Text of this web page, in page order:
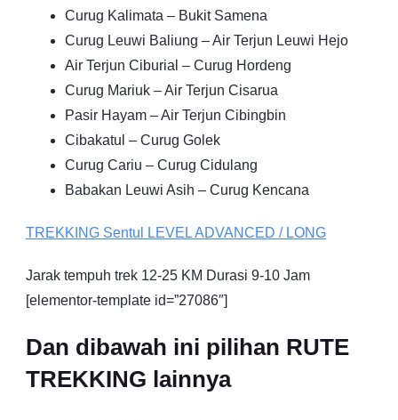
Curug Kalimata – Bukit Samena
Curug Leuwi Baliung – Air Terjun Leuwi Hejo
Air Terjun Ciburial – Curug Hordeng
Curug Mariuk – Air Terjun Cisarua
Pasir Hayam – Air Terjun Cibingbin
Cibakatul – Curug Golek
Curug Cariu – Curug Cidulang
Babakan Leuwi Asih – Curug Kencana
TREKKING Sentul LEVEL ADVANCED / LONG
Jarak tempuh trek 12-25 KM Durasi 9-10 Jam
[elementor-template id=”27086″]
Dan dibawah ini pilihan RUTE
TREKKING lainnya